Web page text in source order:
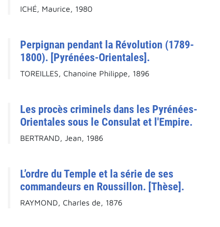
ICHÉ, Maurice, 1980
Perpignan pendant la Révolution (1789-
1800). [Pyrénées-Orientales].
TOREILLES, Chanoine Philippe, 1896
Les procès criminels dans les Pyrénées-
Orientales sous le Consulat et l'Empire.
BERTRAND, Jean, 1986
L’ordre du Temple et la série de ses
commandeurs en Roussillon. [Thèse].
RAYMOND, Charles de, 1876